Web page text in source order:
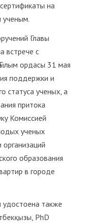
на
Главы
встрече с
ордасы 31 мая
поддержки и
статуса ученых, а
притока
Комиссией
ученых
образования
в городе
также
PhD